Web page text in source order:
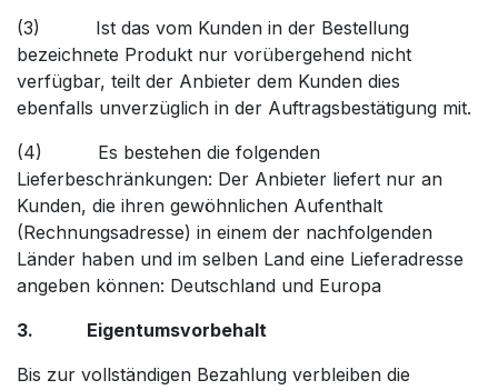
(3) Ist das vom Kunden in der Bestellung
bezeichnete Produkt nur vorübergehend nicht
verfügbar, teilt der Anbieter dem Kunden dies
ebenfalls unverzüglich in der Auftragsbestätigung mit.
(4) Es bestehen die folgenden
Lieferbeschränkungen: Der Anbieter liefert nur an
Kunden, die ihren gewöhnlichen Aufenthalt
(Rechnungsadresse) in einem der nachfolgenden
Länder haben und im selben Land eine Lieferadresse
angeben können: Deutschland und Europa
3. Eigentumsvorbehalt
Bis zur vollständigen Bezahlung verbleiben die